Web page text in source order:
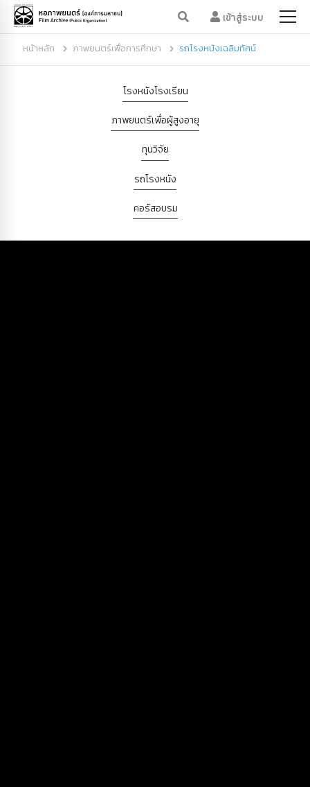
เข้าสู่ระบบ
หน้าหลัก ภาพยนตร์เพื่อการศึกษา รถโรงหนังเฉลิมทัศน์
โรงหนังโรงเรียน
ภาพยนตร์เพื่อผู้สูงอายุ
ทุนวิจัย
รถโรงหนัง
คอร์สอบรม